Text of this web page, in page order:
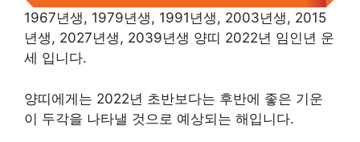
1967년생, 1979년생, 1991년생, 2003년생, 2015
년생, 2027년생, 2039년생 양띠 2022년 임인년 운
세 입니다.
양띠에게는 2022년 초반보다는 후반에 좋은 기운
이 두각을 나타낼 것으로 예상되는 해입니다.